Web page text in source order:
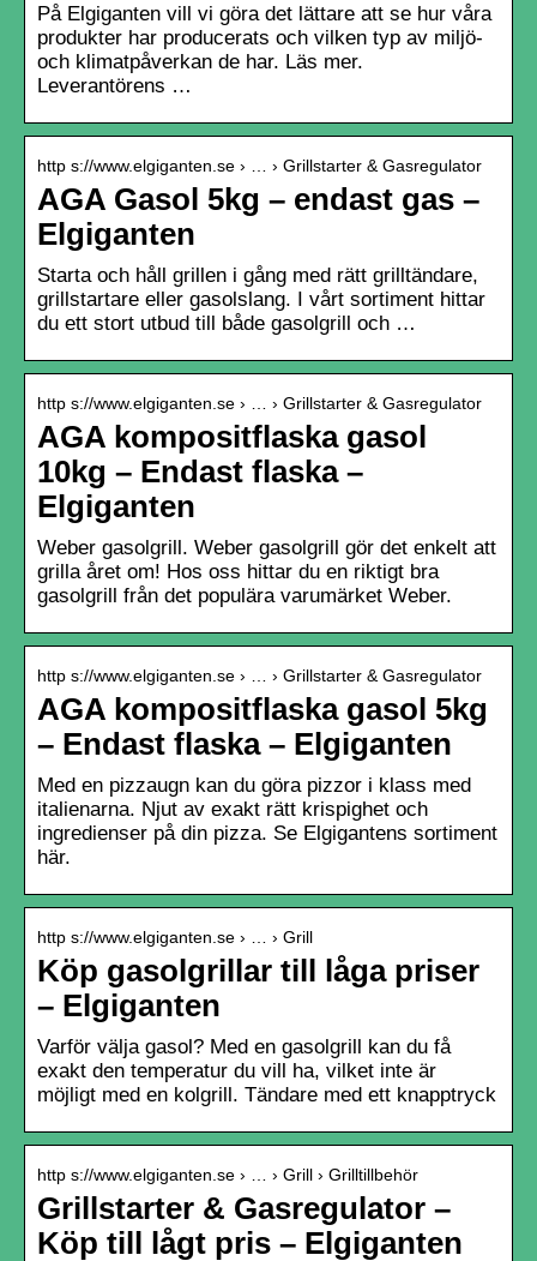
På Elgiganten vill vi göra det lättare att se hur våra
produkter har producerats och vilken typ av miljö-
och klimatpåverkan de har. Läs mer.
Leverantörens …
http s://www.elgiganten.se › … › Grillstarter & Gasregulator
AGA Gasol 5kg – endast gas –
Elgiganten
Starta och håll grillen i gång med rätt grilltändare,
grillstartare eller gasolslang. I vårt sortiment hittar
du ett stort utbud till både gasolgrill och …
http s://www.elgiganten.se › … › Grillstarter & Gasregulator
AGA kompositflaska gasol
10kg – Endast flaska –
Elgiganten
Weber gasolgrill. Weber gasolgrill gör det enkelt att
grilla året om! Hos oss hittar du en riktigt bra
gasolgrill från det populära varumärket Weber.
http s://www.elgiganten.se › … › Grillstarter & Gasregulator
AGA kompositflaska gasol 5kg
– Endast flaska – Elgiganten
Med en pizzaugn kan du göra pizzor i klass med
italienarna. Njut av exakt rätt krispighet och
ingredienser på din pizza. Se Elgigantens sortiment
här.
http s://www.elgiganten.se › … › Grill
Köp gasolgrillar till låga priser
– Elgiganten
Varför välja gasol? Med en gasolgrill kan du få
exakt den temperatur du vill ha, vilket inte är
möjligt med en kolgrill. Tändare med ett knapptryck
http s://www.elgiganten.se › … › Grill › Grilltillbehör
Grillstarter & Gasregulator –
Köp till lågt pris – Elgiganten